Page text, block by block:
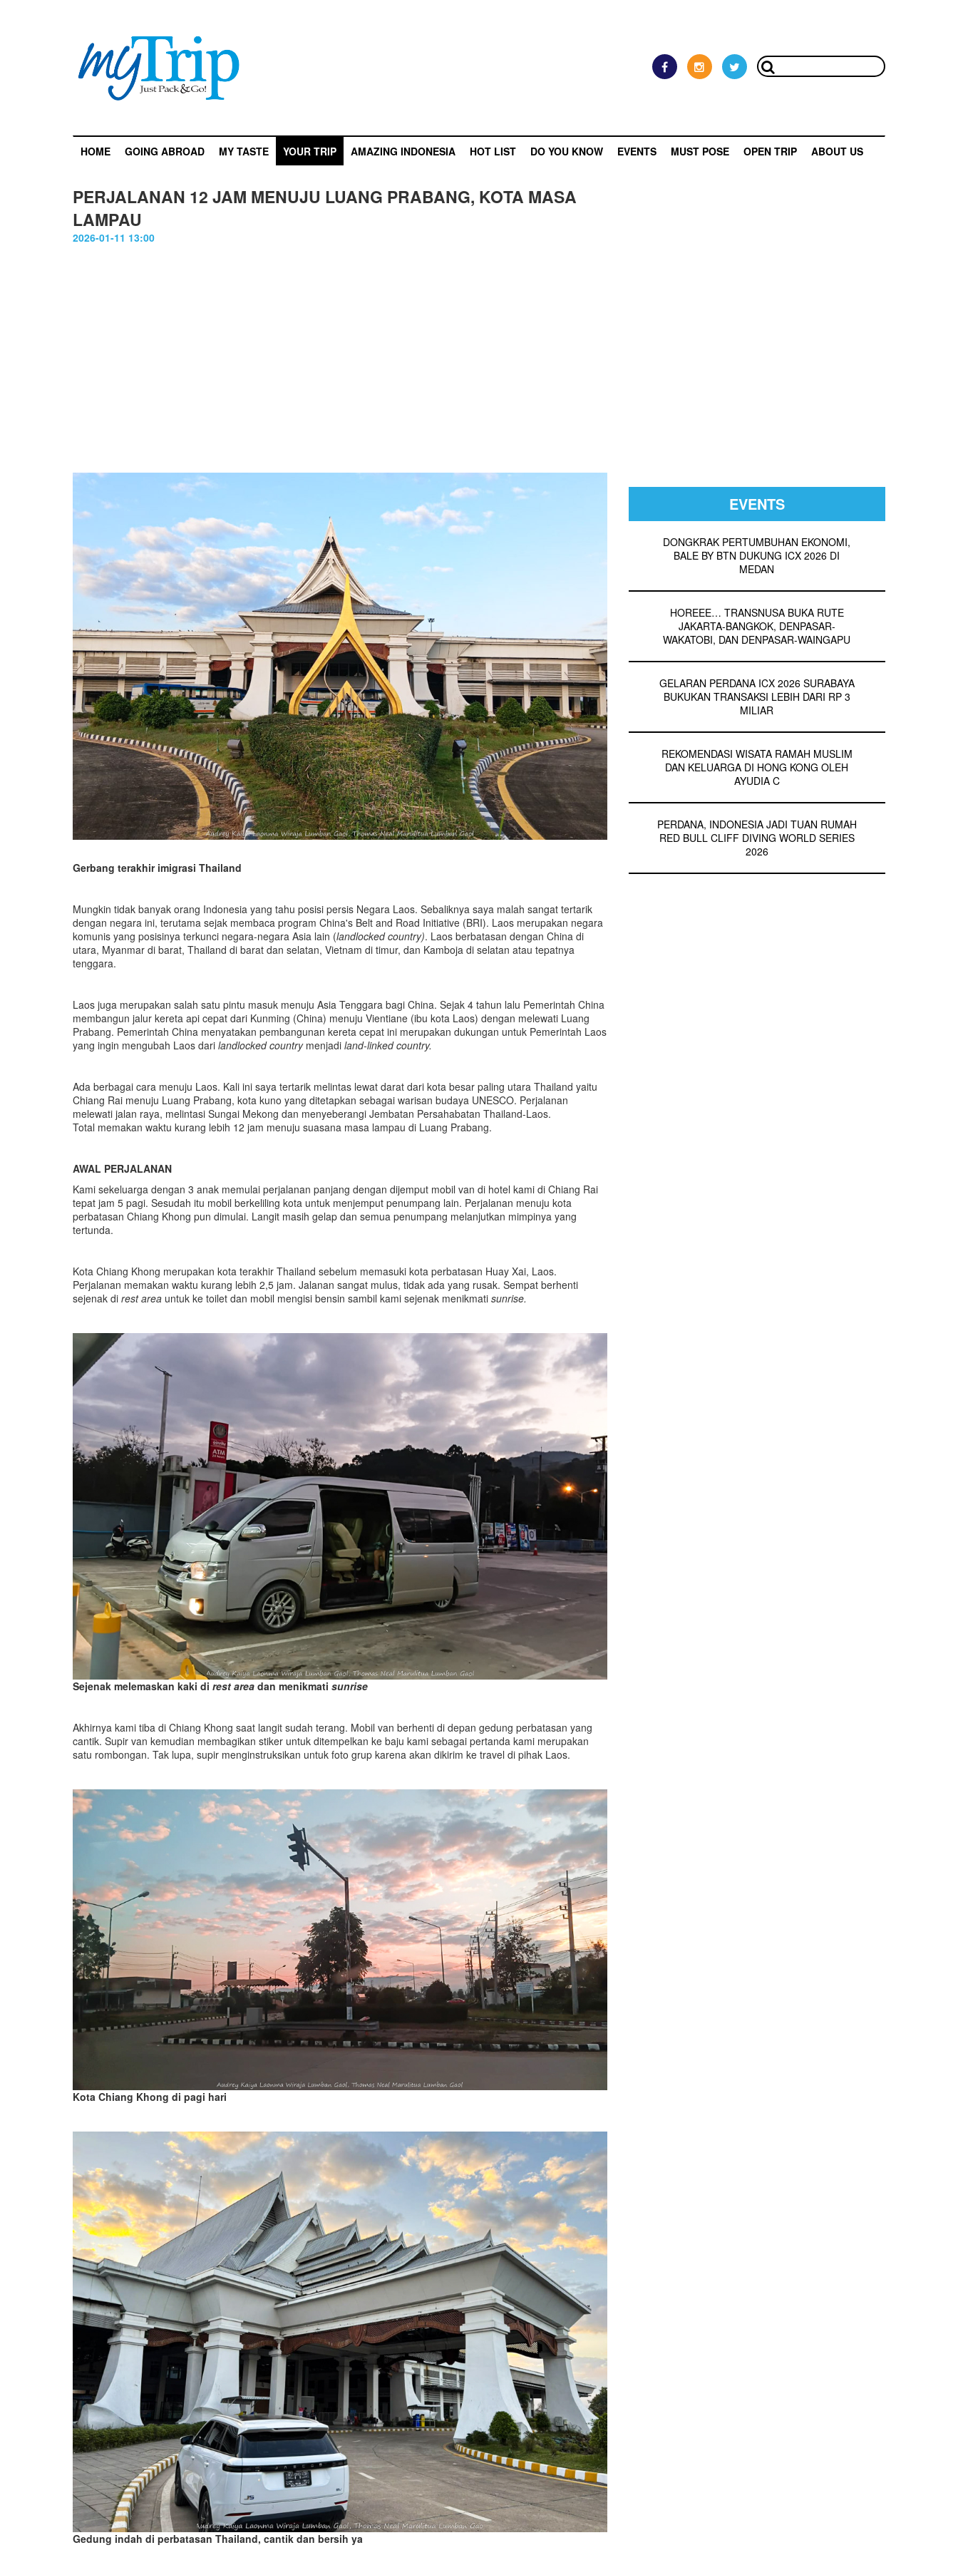
HOME GOING ABROAD MY TASTE YOUR TRIP AMAZING INDONESIA HOT LIST DO YOU KNOW EVENTS MUST POSE OPEN TRIP ABOUT US
PERJALANAN 12 JAM MENUJU LUANG PRABANG, KOTA MASA
LAMPAU
2026-01-11 13:00
Gerbang terakhir imigrasi Thailand
Mungkin tidak banyak orang Indonesia yang tahu posisi persis Negara Laos. Sebaliknya saya malah sangat tertarik
dengan negara ini, terutama sejak membaca program China's Belt and Road Initiative (BRI). Laos merupakan negara
komunis yang posisinya terkunci negara-negara Asia lain (landlockedcountry). Laos berbatasan dengan China di
utara, Myanmar di barat, Thailand di barat dan selatan, Vietnam di timur, dan Kamboja di selatan atau tepatnya
tenggara.
Laos juga merupakan salah satu pintu masuk menuju Asia Tenggara bagi China. Sejak 4 tahun lalu Pemerintah China
membangun jalur kereta api cepat dari Kunming (China) menuju Vientiane (ibu kota Laos) dengan melewati Luang
Prabang. Pemerintah China menyatakan pembangunan kereta cepat ini merupakan dukungan untuk Pemerintah Laos
yang ingin mengubah Laos dari landlockedcountrymenjadi land-linkedcountry.
Ada berbagai cara menuju Laos. Kali ini saya tertarik melintas lewat darat dari kota besar paling utara Thailand yaitu
Chiang Rai menuju Luang Prabang, kota kuno yang ditetapkan sebagai warisan budaya UNESCO. Perjalanan
melewati jalan raya, melintasi Sungai Mekong dan menyeberangi Jembatan Persahabatan Thailand-Laos.
Total memakan waktu kurang lebih 12 jam menuju suasana masa lampau di Luang Prabang.
AWAL PERJALANAN
Kami sekeluarga dengan 3 anak memulai perjalanan panjang dengan dijemput mobil van di hotel kami di Chiang Rai
tepat jam 5 pagi. Sesudah itu mobil berkeliling kota untuk menjemput penumpang lain. Perjalanan menuju kota
perbatasan Chiang Khong pun dimulai. Langit masih gelap dan semua penumpang melanjutkan mimpinya yang
tertunda.
Kota Chiang Khong merupakan kota terakhir Thailand sebelum memasuki kota perbatasan Huay Xai, Laos.
Perjalanan memakan waktu kurang lebih 2,5 jam. Jalanan sangat mulus, tidak ada yang rusak. Sempat berhenti
sejenak di rest area untuk ke toilet dan mobil mengisi bensin sambil kami sejenak menikmati sunrise.
Sejenak melemaskan kaki di rest area dan menikmati sunrise
Akhirnya kami tiba di Chiang Khong saat langit sudah terang. Mobil van berhenti di depan gedung perbatasan yang
cantik. Supir van kemudian membagikan stiker untuk ditempelkan ke baju kami sebagai pertanda kami merupakan
satu rombongan. Tak lupa, supir menginstruksikan untuk foto grup karena akan dikirim ke travel di pihak Laos.
Kota Chiang Khong di pagi hari
Gedung indah di perbatasan Thailand, cantik dan bersih ya
EVENTS
DONGKRAK PERTUMBUHAN EKONOMI,
BALE BY BTN DUKUNG ICX 2026 DI
MEDAN
HOREEE… TRANSNUSA BUKA RUTE
JAKARTA-BANGKOK, DENPASAR-
WAKATOBI, DAN DENPASAR-WAINGAPU
GELARAN PERDANA ICX 2026 SURABAYA
BUKUKAN TRANSAKSI LEBIH DARI RP 3
MILIAR
REKOMENDASI WISATA RAMAH MUSLIM
DAN KELUARGA DI HONG KONG OLEH
AYUDIA C
PERDANA, INDONESIA JADI TUAN RUMAH
RED BULL CLIFF DIVING WORLD SERIES
2026